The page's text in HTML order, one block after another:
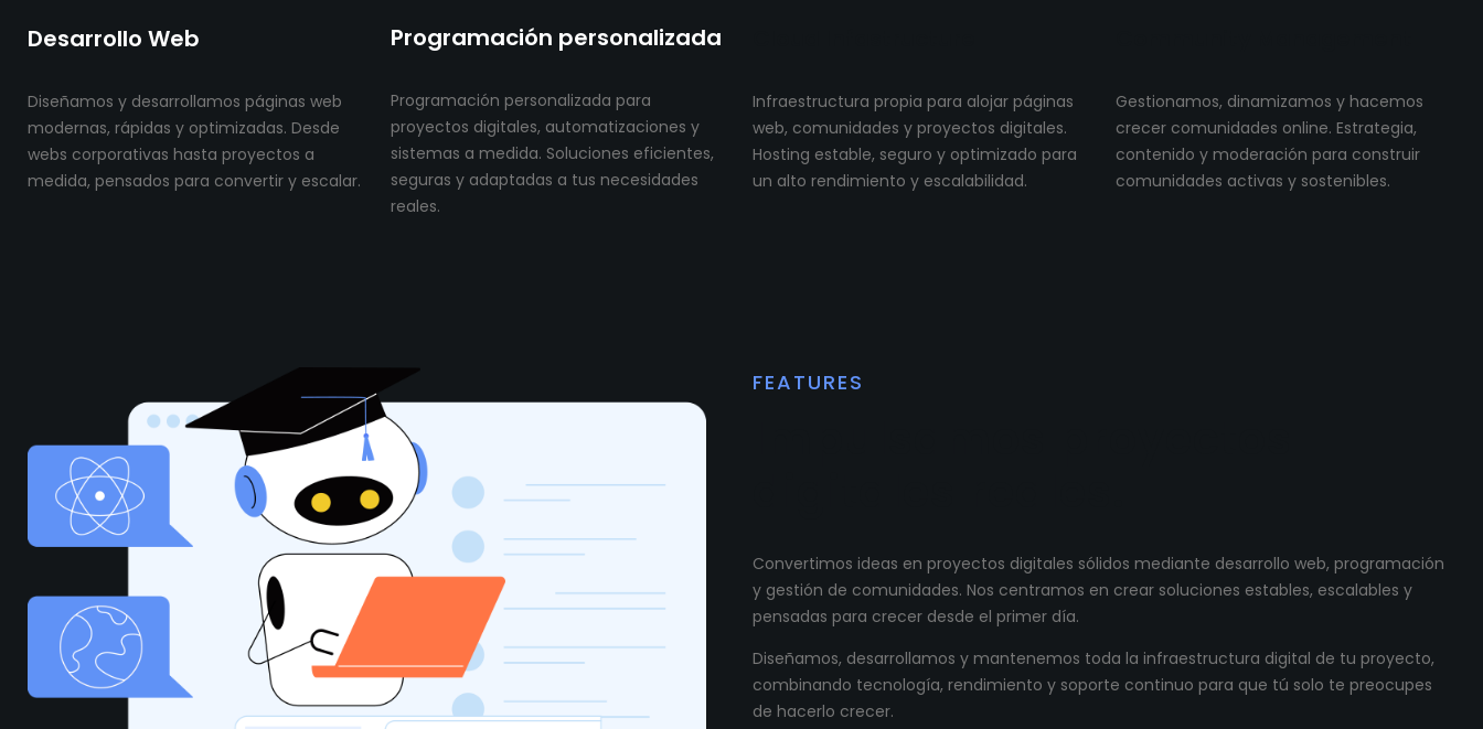
Desarrollo Web
Diseñamos y desarrollamos páginas web
modernas, rápidas y optimizadas. Desde
webs corporativas hasta proyectos a
medida, pensados para convertir y escalar.
Programación personalizada
Programación personalizada para
proyectos digitales, automatizaciones y
sistemas a medida. Soluciones eficientes,
seguras y adaptadas a tus necesidades
reales.
Infraestructura propia para alojar páginas
web, comunidades y proyectos digitales.
Hosting estable, seguro y optimizado para
un alto rendimiento y escalabilidad.
Gestionamos, dinamizamos y hacemos
crecer comunidades online. Estrategia,
contenido y moderación para construir
comunidades activas y sostenibles.
FEATURES
Convertimos ideas en proyectos digitales sólidos mediante desarrollo web, programación
y gestión de comunidades. Nos centramos en crear soluciones estables, escalables y
pensadas para crecer desde el primer día.
Diseñamos, desarrollamos y mantenemos toda la infraestructura digital de tu proyecto,
combinando tecnología, rendimiento y soporte continuo para que tú solo te preocupes
de hacerlo crecer.